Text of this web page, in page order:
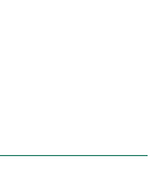
en diferentes
determinar
en pleno
impulsará la
la